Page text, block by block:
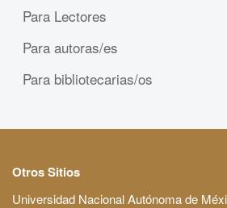
Para Lectores
Para autoras/es
Para bibliotecarias/os
Otros Sitios
Universidad Nacional Autónoma de